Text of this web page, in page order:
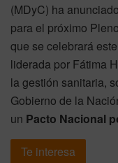
(MDyC) ha
para el próximo
que se celebrará
liderada por Fátima
la gestión sanitaria,
Gobierno de la
un Pacto Nacional
Te interesa